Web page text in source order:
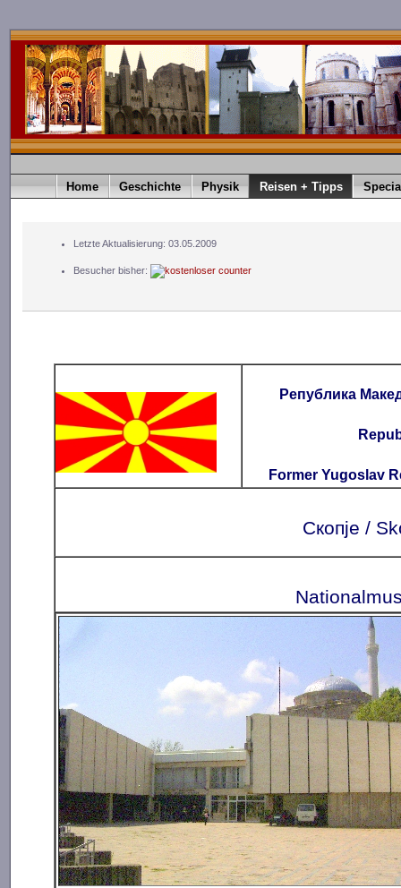
Home Geschichte Physik Reisen + Tipps
Letzte Aktualisierung: 03.05.2009
Besucher bisher:
Република
Former Yugoslav
Скопје /